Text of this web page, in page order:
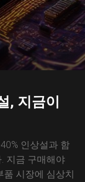
, 지금이
인상설과 함
지금 구매해야
품 시장에 심상치